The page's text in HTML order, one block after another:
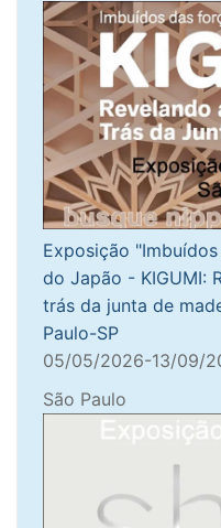
Exposição
do Japão - KIGUMI:
trás da junta de
Paulo-SP
05/05/2026-13/09/
São Paulo